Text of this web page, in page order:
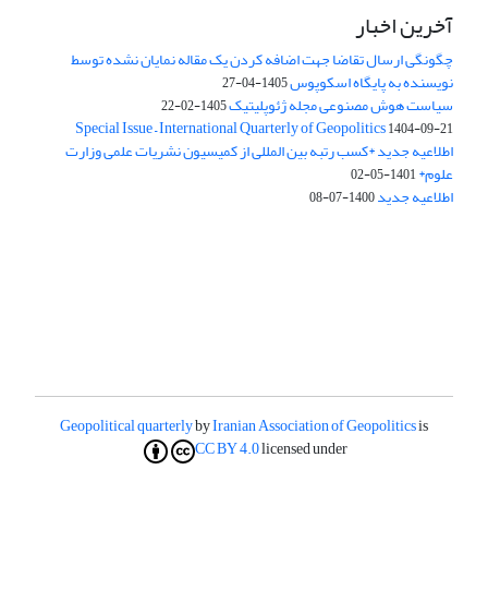
آخرین اخبار
چگونگی ارسال تقاضا جهت اضافه کردن یک مقاله نمایان نشده توسط
نویسنده به پایگاه اسکوپوس1405-04-27
سیاست هوش مصنوعی مجله ژئوپلیتیک1405-02-22
Special Issue – International Quarterly of Geopolitics1404-09-21
اطلاعیه جدید *کسب رتبه بین المللی از کمیسیون نشریات علمی وزارت
علوم*1401-05-02
اطلاعیه جدید1400-07-08
Geopolitical quarterlybyIranian Association of Geopoliticsis
licensed under
CC BY 4.0